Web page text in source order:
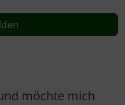
möchte mich